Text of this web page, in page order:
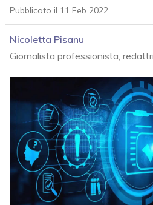
Pubblicato il 11 Feb 2022
Nicoletta Pisanu
Giornalista professionista,